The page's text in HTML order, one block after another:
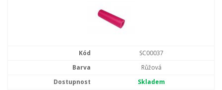
SC00037
Růžová
Skladem